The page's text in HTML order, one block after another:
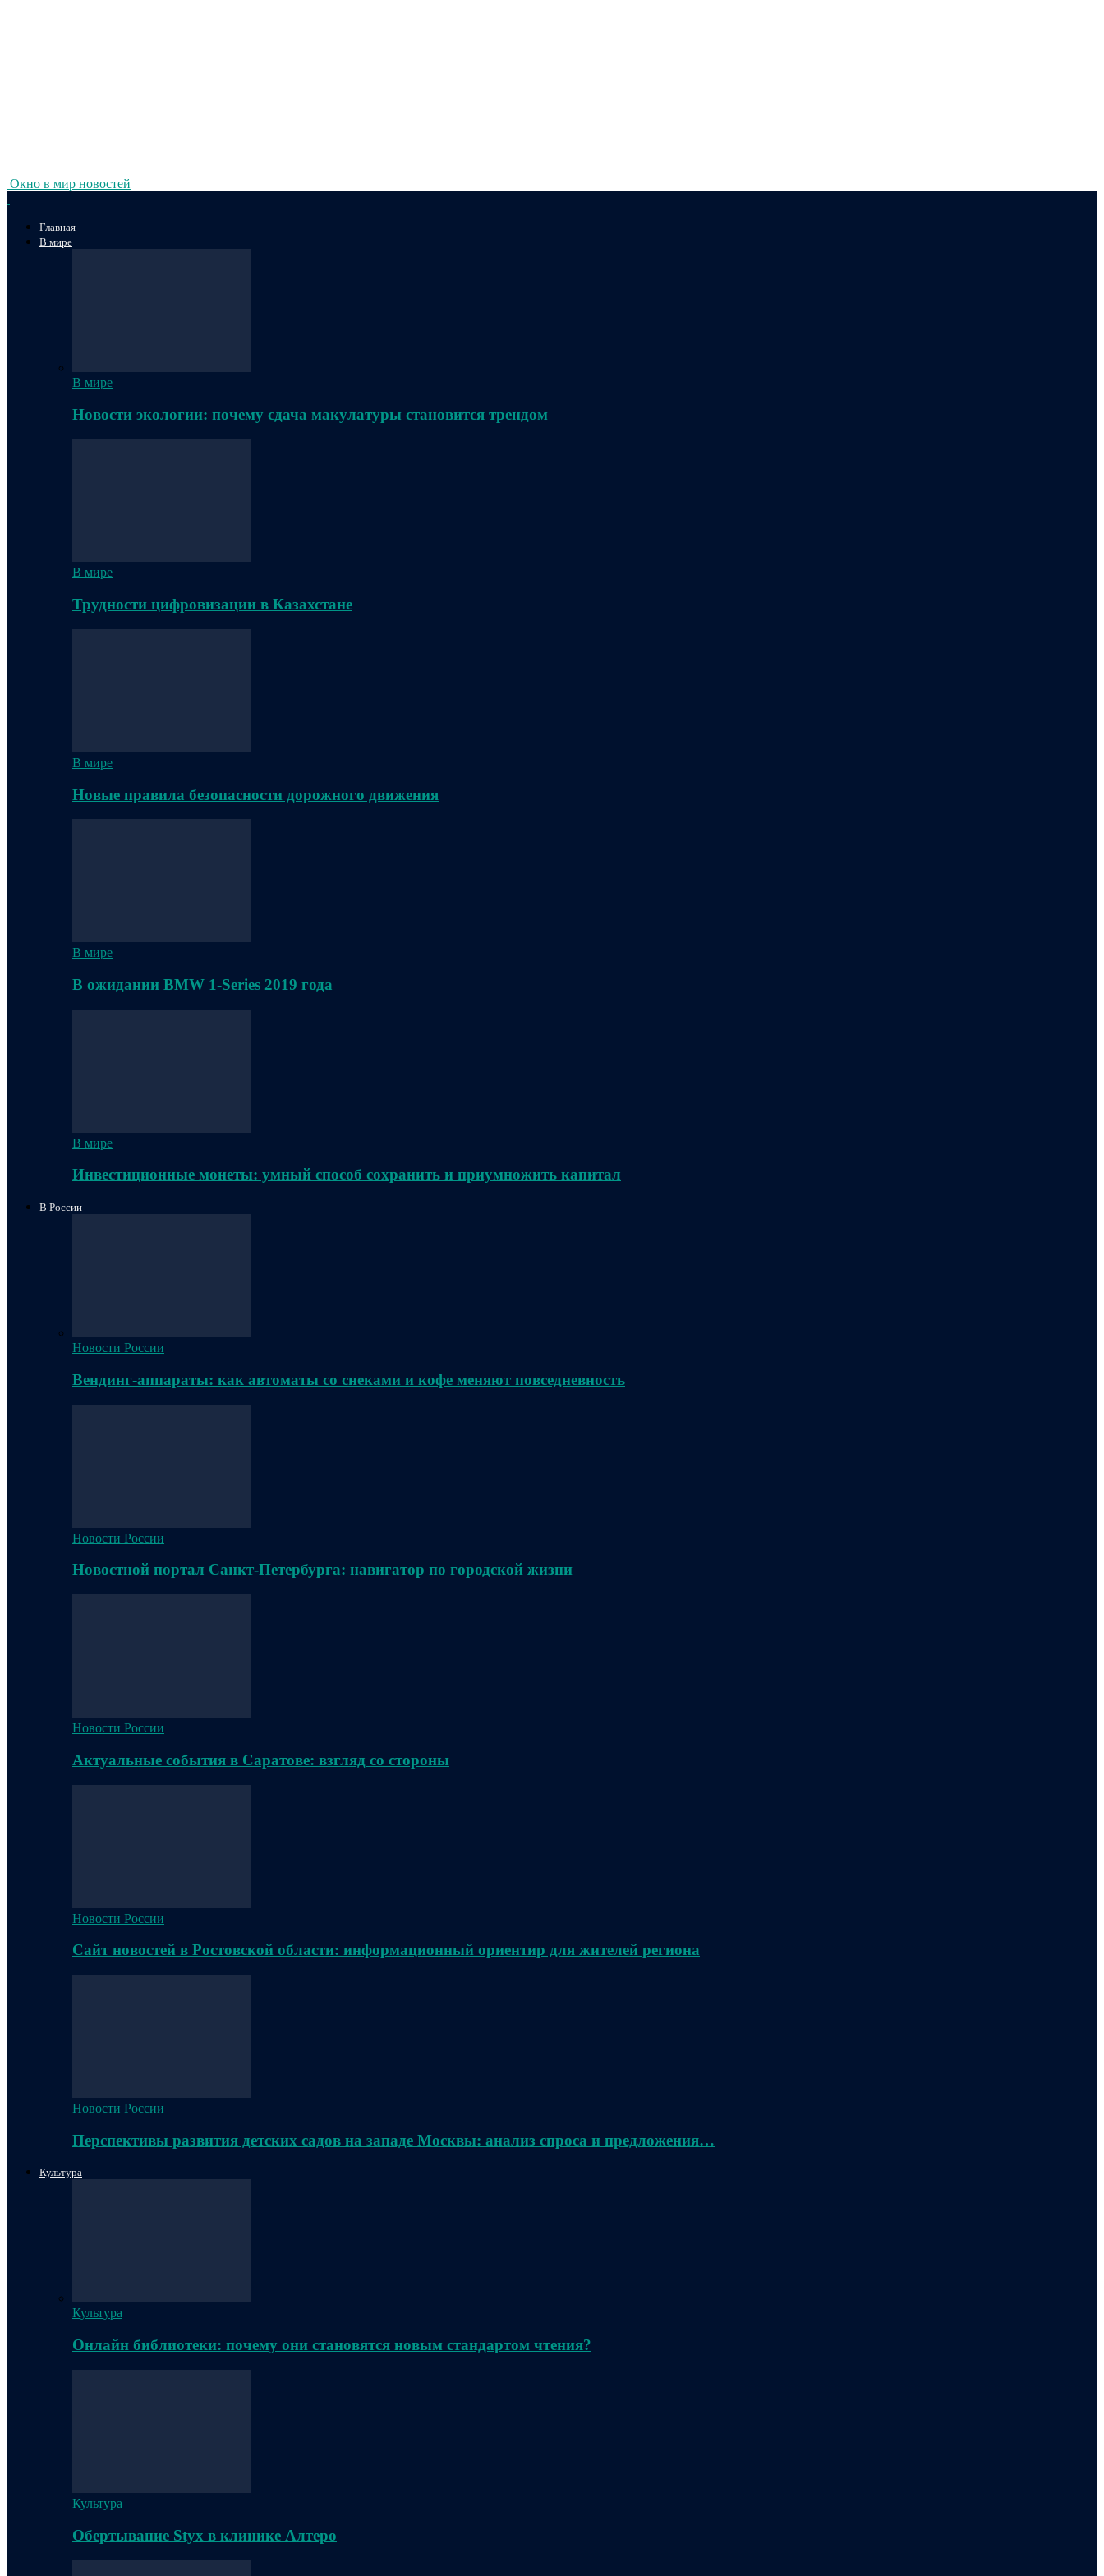
Окно в мир новостей
Главная
В мире
В мире
Новости экологии: почему сдача макулатуры становится трендом
В мире
Трудности цифровизации в Казахстане
В мире
Новые правила безопасности дорожного движения
В мире
В ожидании BMW 1-Series 2019 года
В мире
Инвестиционные монеты: умный способ сохранить и приумножить капитал
В России
Новости России
Вендинг-аппараты: как автоматы со снеками и кофе меняют повседневность
Новости России
Новостной портал Санкт-Петербурга: навигатор по городской жизни
Новости России
Актуальные события в Саратове: взгляд со стороны
Новости России
Сайт новостей в Ростовской области: информационный ориентир для жителей региона
Новости России
Перспективы развития детских садов на западе Москвы: анализ спроса и предложения…
Культура
Культура
Онлайн библиотеки: почему они становятся новым стандартом чтения?
Культура
Обертывание Styx в клинике Алтеро